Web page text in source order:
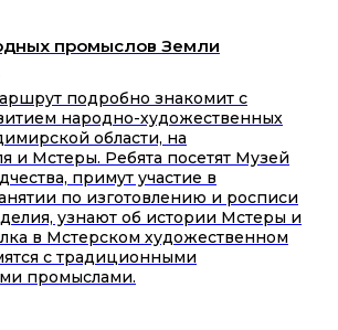
промыслов Земли
подробно знакомит с
народно-художественных
области, на
и Мстеры. Ребята посетят Музей
примут участие в
по изготовлению и росписи
узнают об истории Мстеры и
в Мстерском художественном
с традиционными
промыслами.